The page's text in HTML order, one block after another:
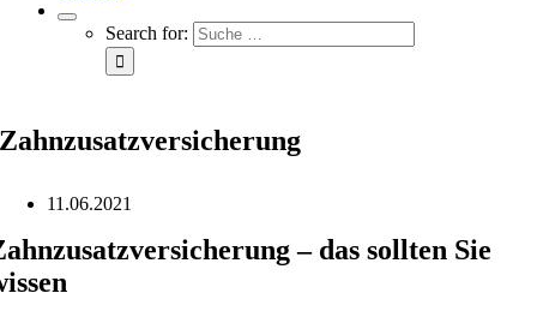
Search for:
Zahnzusatzversicherung
11.06.2021
– das sollten Sie